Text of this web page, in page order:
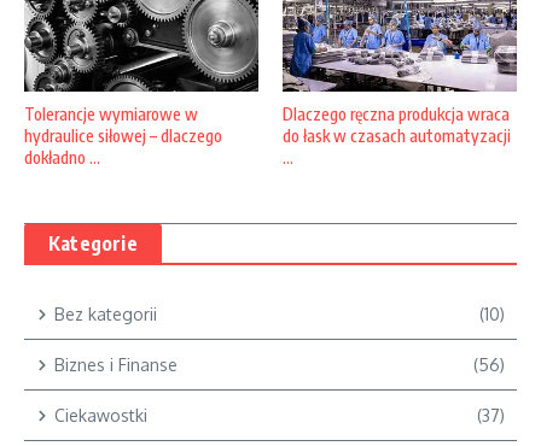
Tolerancje wymiarowe w
hydraulice siłowej – dlaczego
dokładno ...
Dlaczego ręczna produkcja wraca
do łask w czasach automatyzacji
...
Kategorie
Bez kategorii (10)
Biznes i Finanse (56)
Ciekawostki (37)